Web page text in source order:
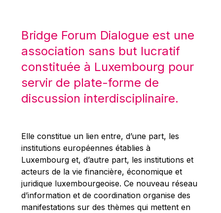
Mario Centeno
Mario Monti
Maroš ŠEFČOVIČ
Martin Bailey
Martine Reicherts
Michael Sohlman
Michel Goedert
Mireille Delmas-Marty
Nobuo Tanaka
Otmar Issing
Bridge Forum Dialogue est une
association sans but lucratif
constituée à Luxembourg pour
servir de plate-forme de
discussion interdisciplinaire.
Elle constitue un lien entre, d’une part, les
institutions européennes établies à
Luxembourg et, d’autre part, les institutions et
acteurs de la vie financière, économique et
juridique luxembourgeoise. Ce nouveau réseau
d’information et de coordination organise des
manifestations sur des thèmes qui mettent en